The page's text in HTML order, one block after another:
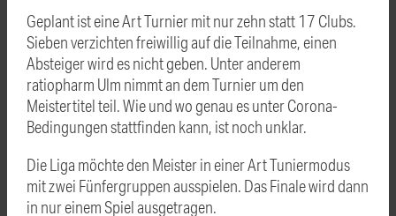
Geplant ist eine Art Turnier mit nur zehn statt 17 Clubs.
Sieben verzichten freiwillig auf die Teilnahme, einen
Absteiger wird es nicht geben. Unter anderem
ratiopharm Ulm nimmt an dem Turnier um den
Meistertitel teil. Wie und wo genau es unter Corona-
Bedingungen stattfinden kann, ist noch unklar.
Die Liga möchte den Meister in einer Art Tuniermodus
mit zwei Fünfergruppen ausspielen. Das Finale wird dann
in nur einem Spiel ausgetragen.